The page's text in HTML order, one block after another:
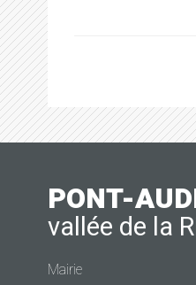
PONT-
vallée de la
Mairie